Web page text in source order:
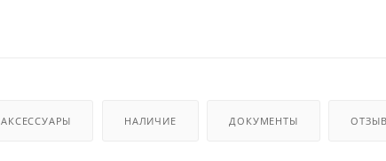
АКСЕССУАРЫ НАЛИЧИЕ ДОКУМЕНТЫ